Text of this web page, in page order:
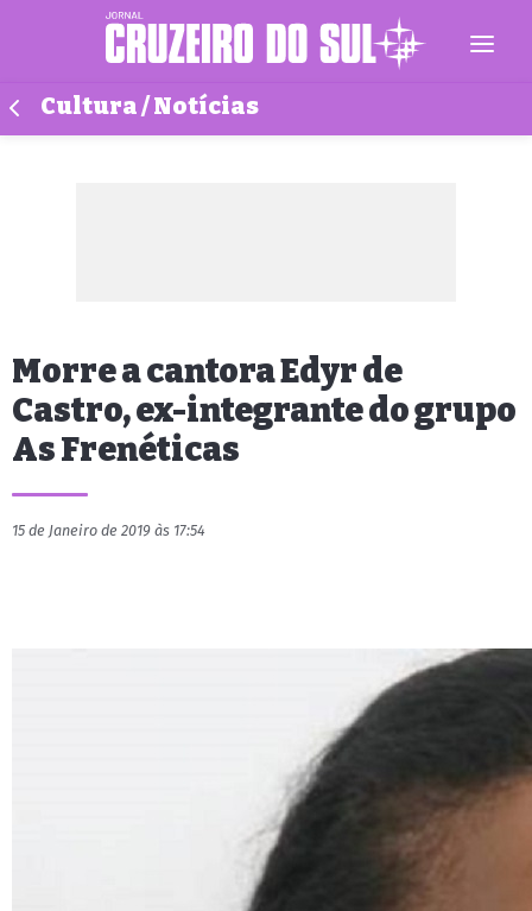
Cultura / Notícias
Morre a cantora Edyr de
Castro, ex-integrante do grupo
As Frenéticas
15 de Janeiro de 2019 às 17:54